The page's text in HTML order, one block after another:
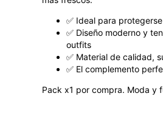
✅ Ideal para
✅ Diseño moderno y
outfits
✅ Material de calidad,
✅ El complemento
Pack x1 por compra. Moda y